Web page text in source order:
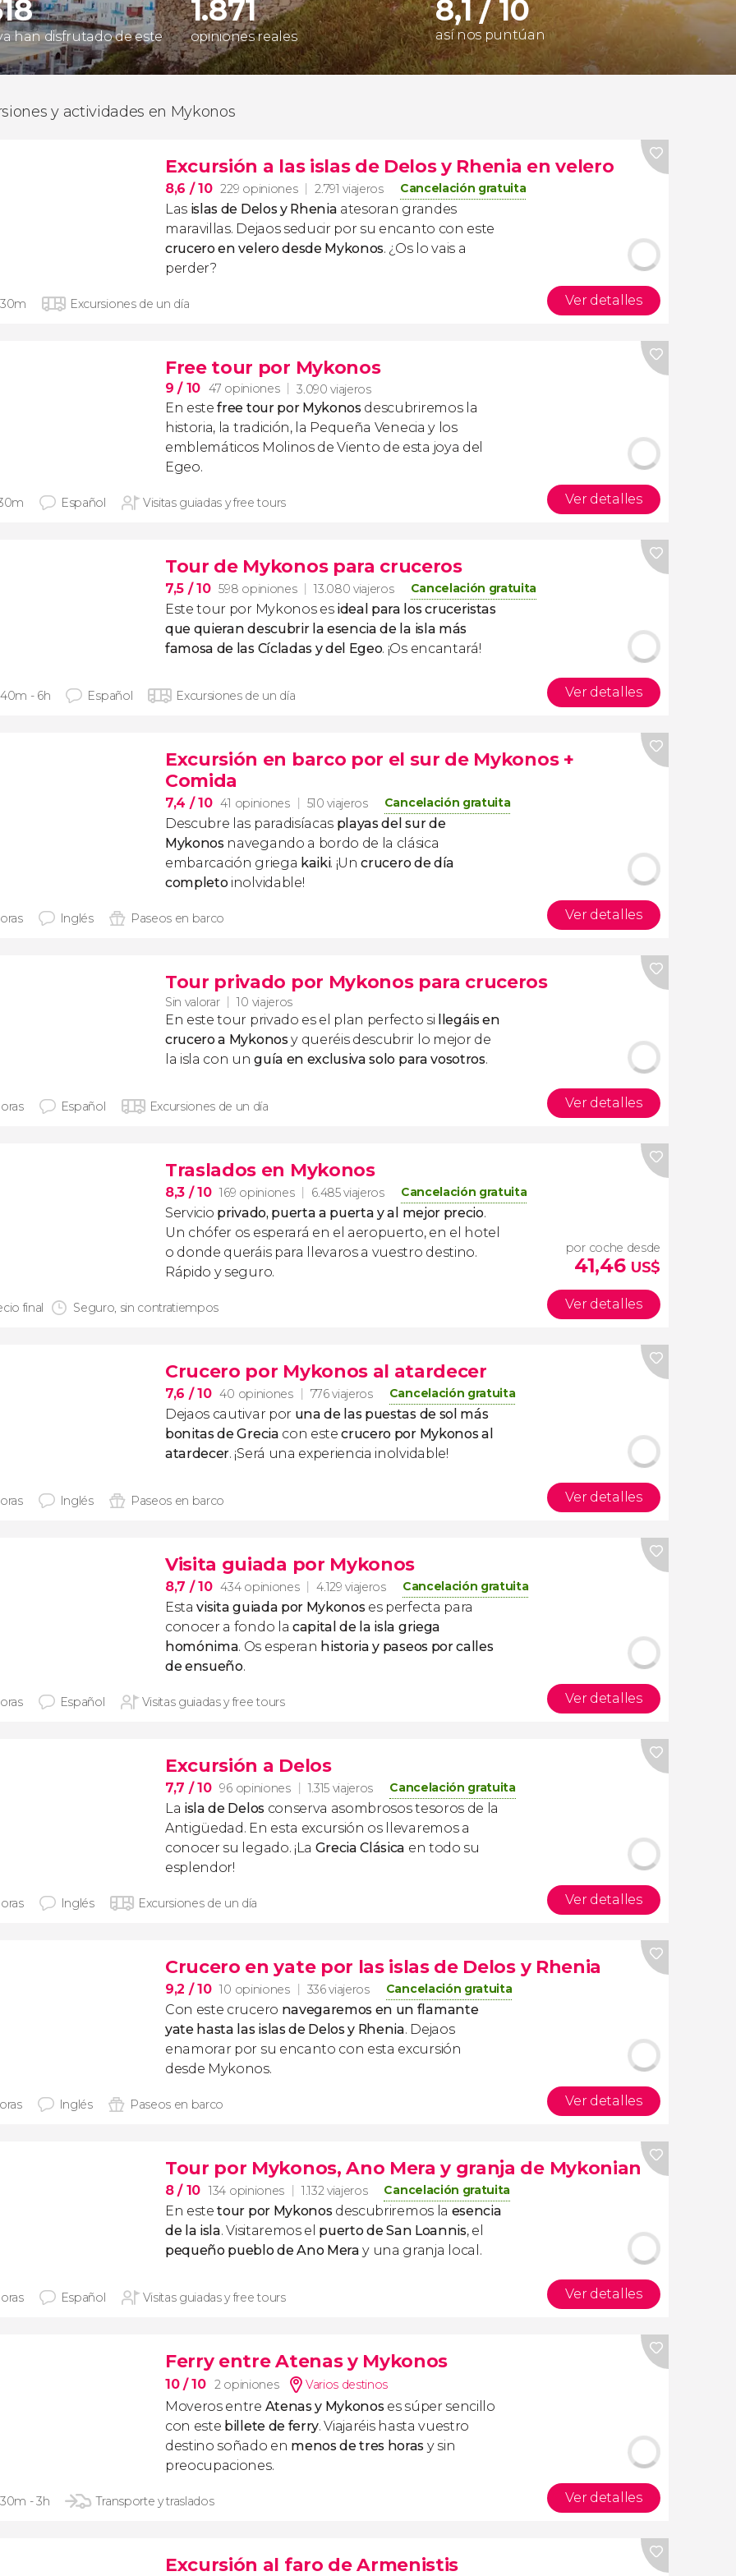
han disfrutado de este
1.871
opiniones reales
8,1 / 10
así nos puntúan
y actividades en Mykonos
Excursión a las islas de Delos y Rhenia en velero
8,6 / 10 229 opiniones 2.791 viajeros Cancelación gratuita
Las islas de Delos y Rhenia atesoran grandes
maravillas. Dejaos seducir por su encanto con este
crucero en velero desde Mykonos. ¿Os lo vais a
perder?
Excursiones de un día Ver detalles
Free tour por Mykonos
9/ 10 47 opiniones 3.090 viajeros
En estefree tour por Mykonosdescubriremos la
historia, la tradición, la Pequeña Venecia y los
emblemáticos Molinos de Viento de esta joya del
Egeo.
Español Visitas guiadas y free tours Ver detalles
Tour de Mykonos para cruceros
7,5 / 10 598 opiniones 13.080 viajeros Cancelación gratuita
Este tour por Mykonos es ideal para los cruceristas
que quieran descubrir la esencia de la isla más
famosa de las Cícladas y del Egeo. ¡Os encantará!
- 6h Español Excursiones de un día Ver detalles
Excursión en barco por el sur de Mykonos +
Comida
7,4 / 10 41 opiniones 510 viajeros Cancelación gratuita
Descubre las paradisíacas playas del sur de
Mykonosnavegando a bordo de la clásica
embarcación griega kaiki. ¡Uncrucero de día
completoinolvidable!
Inglés Paseos en barco Ver detalles
Tour privado por Mykonos para cruceros
Sin valorar 10 viajeros
En este tour privado es el plan perfecto si
llegáis en
crucero a Mykonosy queréis descubrir lo mejor de
la isla con unguía en exclusiva solo para vosotros.
Español Excursiones de un día Ver detalles
Traslados en Mykonos
8,3 / 10 169 opiniones 6.485 viajeros Cancelación gratuita
Servicio privado, puerta a puerta y al mejor precio.
Un chófer os esperará en el aeropuerto, en el hotel
o donde queráis para llevaros a vuestro destino.
Rápido y seguro.
final Seguro, sin contratiempos
por coche desde
41,46 US$
Ver detalles
Crucero por Mykonos al atardecer
7,6 / 10 40 opiniones 776 viajeros Cancelación gratuita
Dejaos cautivar por una de las puestas de sol más
bonitas de Grecia con estecrucero por Mykonos al
atardecer. ¡Será una experiencia inolvidable!
Inglés Paseos en barco Ver detalles
Visita guiada por Mykonos
8,7 / 10 434 opiniones 4.129 viajeros Cancelación gratuita
Estavisita guiada por Mykonoses perfecta para
conocer a fondo la capital de la isla griega
homónima. Os esperan historia y paseos por calles
de ensueño.
Español Visitas guiadas y free tours Ver detalles
Excursión a Delos
7,7 / 10 96 opiniones 1.315 viajeros Cancelación gratuita
La isla de Delosconserva asombrosos tesoros de la
Antigüedad. En esta excursión os llevaremos a
conocer su legado. ¡La Grecia Clásica en todo su
esplendor!
Inglés Excursiones de un día Ver detalles
Crucero en yate por las islas de Delos y Rhenia
9,2 / 10 10 opiniones 336 viajeros Cancelación gratuita
Con este crucero navegaremos en un flamante
yate hasta las islas de Delos y Rhenia. Dejaos
enamorar por su encanto con esta excursión
desde Mykonos.
Inglés Paseos en barco Ver detalles
Tour por Mykonos, Ano Mera y granja de Mykonian
8/ 10 134 opiniones 1.132 viajeros Cancelación gratuita
En estetour por Mykonosdescubriremos la esencia
de la isla. Visitaremos el puerto de San Loannis, el
pequeño pueblo de Ano Mera y una granja local.
Español Visitas guiadas y free tours Ver detalles
Ferry entre Atenas y Mykonos
10/ 10 2 opiniones Varios destinos
Moveros entre Atenas y Mykonoses súper sencillo
con este billete de ferry. Viajaréis hasta vuestro
destino soñado en menos de tres horas y sin
preocupaciones.
- 3h Transporte y traslados Ver detalles
Excursión al faro de Armenistis